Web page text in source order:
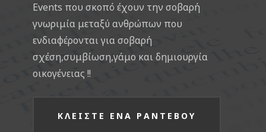
Events που σκοπό έχουν την σοβαρή
γνωριμία μεταξύ ανθρώπων που
ενδιαφέρονται για σοβαρή
σχέση,συμβίωση,γάμο και δημιουργία
οικογένειας !!
ΚΛΕΙΣΤΕ ΕΝΑ ΡΑΝΤΕΒΟΥ